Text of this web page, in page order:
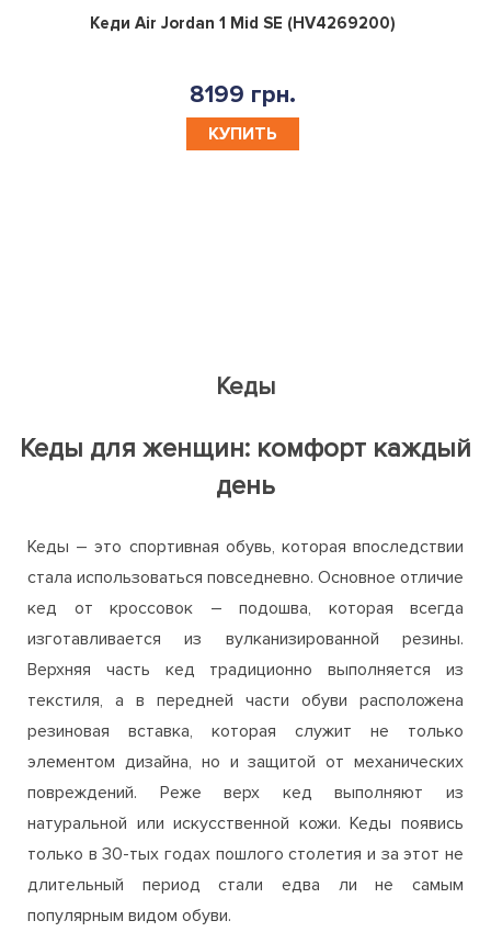
0
Кеди Air Jordan 1 Mid SE (HV4269200)
8199 грн.
КУПИТЬ
Кеды
Кеды для женщин: комфорт каждый
день
Кеды – это спортивная обувь, которая впоследствии
стала использоваться повседневно. Основное отличие
кед от кроссовок – подошва, которая всегда
изготавливается из вулканизированной резины.
Верхняя часть кед традиционно выполняется из
текстиля, а в передней части обуви расположена
резиновая вставка, которая служит не только
элементом дизайна, но и защитой от механических
повреждений. Реже верх кед выполняют из
натуральной или искусственной кожи. Кеды появись
только в 30-тых годах пошлого столетия и за этот не
длительный период стали едва ли не самым
популярным видом обуви.